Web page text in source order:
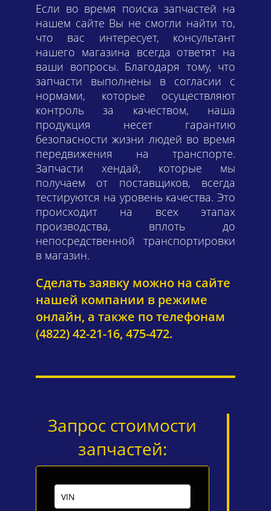
Если во время поиска запчастей на
нашем сайте Вы не смогли найти то,
что вас интересует, консультант
нашего магазина всегда ответят на
ваши вопросы. Благодаря тому, что
запчасти выполнены в согласии с
нормами, которые осуществляют
контроль за качеством, наша
продукция несет гарантию
безопасности жизни людей во время
передвижения на транспорте.
Запчасти хендай, которые мы
получаем от поставщиков, всегда
тестируются на уровень качества. Это
происходит на всех этапах
производства, вплоть до
непосредственной транспортировки
в магазин.
Сделать заявку можно на сайте
нашей компании в режиме
онлайн, а также по телефонам
(4822) 42-21-16, 475-472.
Запрос стоимости
запчастей: